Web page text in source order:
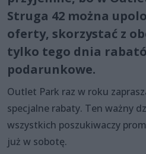
Struga 42 można
oferty, skorzystać z
tylko tego dnia
podarunkowe.
Outlet Park raz w roku
specjalne rabaty. Ten ważny
wszystkich poszukiwaczy
już w sobotę.